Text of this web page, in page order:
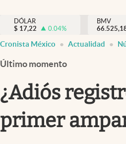
Internacionales
Opinión
Brand Strategy
Vida y estilo
Tv
DÓLAR
$ 17,22 0.04%
BMV
Cronista México Actualidad
Último momento
¿Adiós
primer